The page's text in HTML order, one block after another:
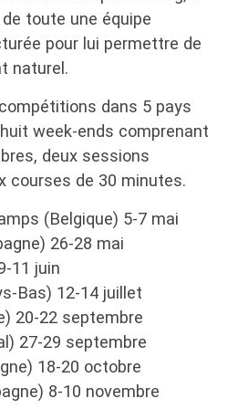
toute une équipe
pour lui permettre de
naturel.
dans 5 pays
huit week-ends comprenant
deux sessions
courses de 30 minutes.
(Belgique) 5-7 mai
26-28 mai
11 juin
Bas) 12-14 juillet
20-22 septembre
27-29 septembre
18-20 octobre
8-10 novembre